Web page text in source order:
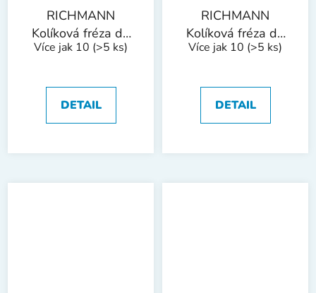
RICHMANN
Kolíková fréza do
kovu, stopka 6 mm
8x20 mm
Více jak 10 (>5 ks)
DETAIL
RICHMANN
Kolíková fréza do
kovu, stopka 6 mm
10x20 mm
Více jak 10 (>5 ks)
DETAIL